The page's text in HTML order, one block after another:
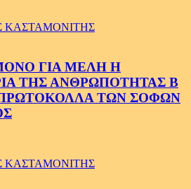
ΓΙΑ ΜΕΛΗ Η
ΤΗΣ ΑΝΘΡΩΠΟΤΗΤΑΣ Β
ΤΩΝ ΣΟΦΩΝ